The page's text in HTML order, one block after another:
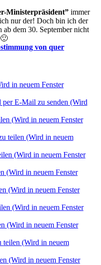
Ministerpräsident”immer
nur der! Doch bin ich der
ab dem 30. September nicht
von quer
in neuem Fenster
E-Mail zu senden (Wird
(Wird in neuem Fenster
teilen (Wird in neuem
(Wird in neuem Fenster
(Wird in neuem Fenster
(Wird in neuem Fenster
(Wird in neuem Fenster
(Wird in neuem Fenster
teilen (Wird in neuem
(Wird in neuem Fenster